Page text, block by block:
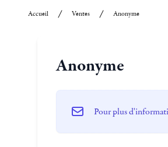
Accueil Ventes Anonyme
Anonyme
Pour plus